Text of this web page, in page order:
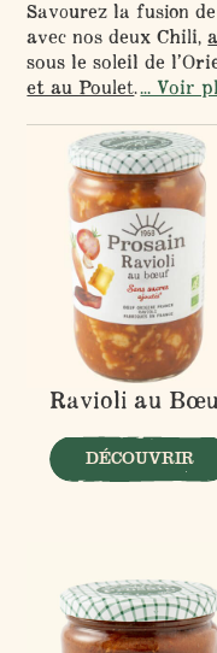
Savourez la fusion
avec nos deux Chili,
sous le soleil de
et au Poulet.... Voir
Ravioli au
DÉCOUVRIR